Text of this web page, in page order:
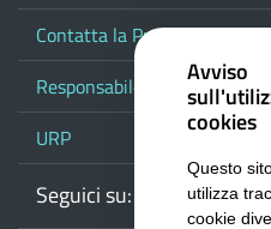
Contatta la Provincia
Responsabile del
URP
Seguici su: Webmail
Avviso
cookies
Questo
utilizza
cookie